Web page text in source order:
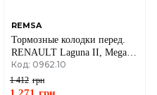
REMSA
Тормозные колодки перед.
RENAULT Laguna II, Megane
II, Scenic II
Код: 0962.10
1 412 грн
1 271 грн